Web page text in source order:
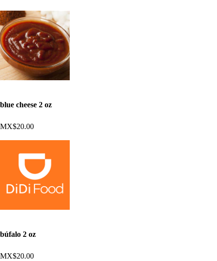
blue cheese 2 oz
MX$20.00
búfalo 2 oz
MX$20.00